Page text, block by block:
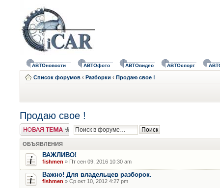
АВТОновости АВТОфото АВТОвидео АВТОспорт
Список форумов ‹ Разборки ‹ Продаю свое !
Продаю свое !
Новая тема
ОБЪЯВЛЕНИЯ
ВАЖЛИВО!
fishmen » Пт сен 09, 2016 10:30 am
Важно! Для владельцев разборок.
fishmen » Ср окт 10, 2012 4:27 pm